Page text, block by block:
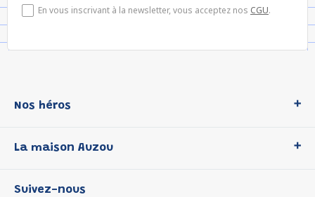
En vous inscrivant à la newsletter, vous acceptez nos CGU.
Nos héros
P'tit Loup
La maison Auzou
Suivez-nous